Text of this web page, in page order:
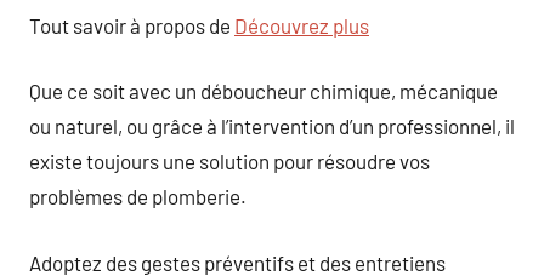
Tout savoir à propos de Découvrez plus
Que ce soit avec un déboucheur chimique, mécanique
ou naturel, ou grâce à l’intervention d’un professionnel, il
existe toujours une solution pour résoudre vos
problèmes de plomberie.
Adoptez des gestes préventifs et des entretiens